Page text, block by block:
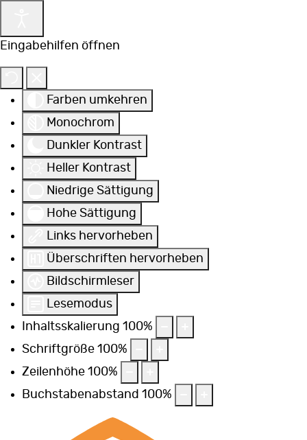
Eingabehilfen öffnen
Farben umkehren
Monochrom
Dunkler Kontrast
Heller Kontrast
Niedrige Sättigung
Hohe Sättigung
Links hervorheben
Überschriften hervorheben
Bildschirmleser
Lesemodus
Inhaltsskalierung 100%
Schriftgröße 100%
Zeilenhöhe 100%
Buchstabenabstand 100%